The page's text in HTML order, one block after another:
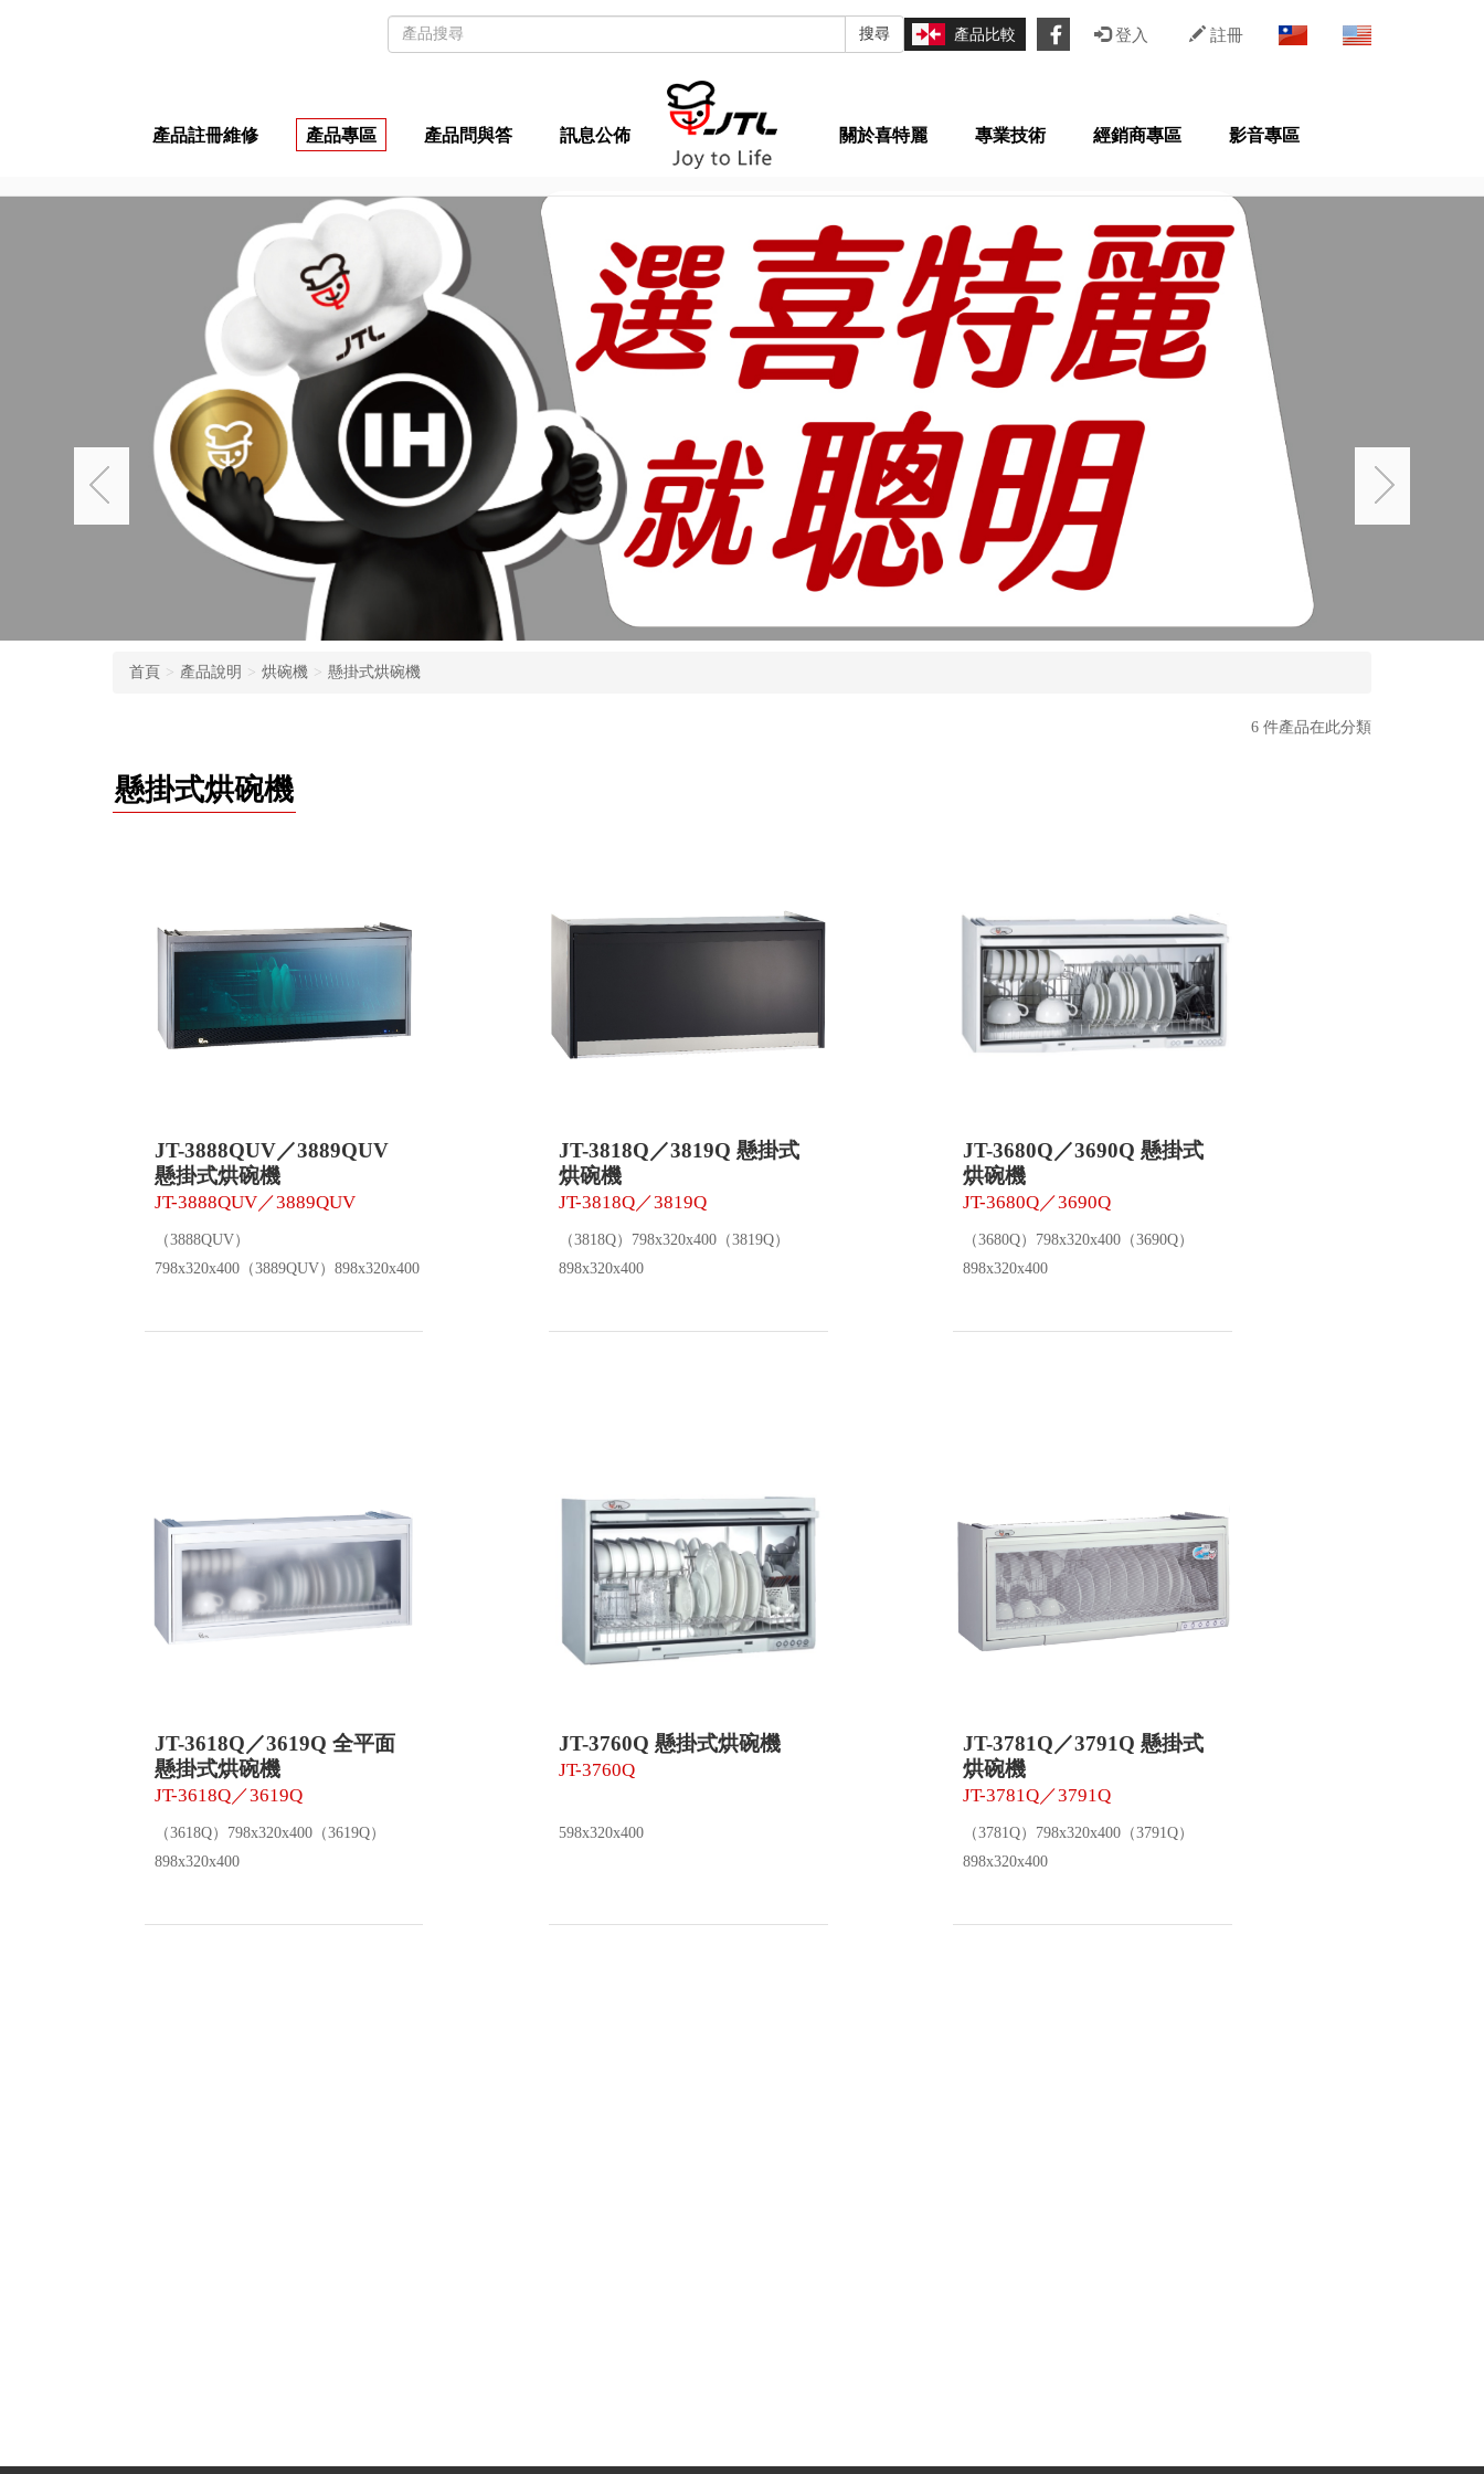
搜尋 產品比較 登入 註冊
產品註冊維修 產品專區 產品問與答 訊息公佈 關於喜特麗 專業技術 經銷商專區 影音專區
首頁 產品說明 烘碗機 懸掛式烘碗機
6 件產品在此分類
懸掛式烘碗機
JT-3888QUV／3889QUV
懸掛式烘碗機
JT-3888QUV／3889QUV
（3888QUV）
798x320x400（3889QUV）898x320x400
JT-3818Q／3819Q 懸掛式
烘碗機
JT-3818Q／3819Q
（3818Q）798x320x400（3819Q）
898x320x400
JT-3680Q／3690Q 懸掛式
烘碗機
JT-3680Q／3690Q
（3680Q）798x320x400（3690Q）
898x320x400
JT-3618Q／3619Q 全平面
懸掛式烘碗機
JT-3618Q／3619Q
（3618Q）798x320x400（3619Q）
898x320x400
JT-3760Q 懸掛式烘碗機
JT-3760Q
598x320x400
JT-3781Q／3791Q 懸掛式
烘碗機
JT-3781Q／3791Q
（3781Q）798x320x400（3791Q）
898x320x400